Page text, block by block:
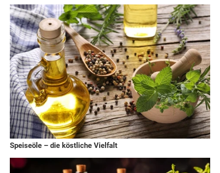
Speiseöle – die köstliche Vielfalt